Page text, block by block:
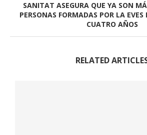
SANITAT ASEGURA QUE YA SON
PERSONAS FORMADAS POR LA
CUATRO AÑOS
RELATED